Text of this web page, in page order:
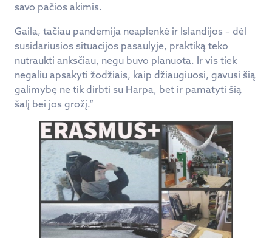
savo pačios akimis.
Gaila, tačiau pandemija neaplenkė ir Islandijos – dėl
susidariusios situacijos pasaulyje, praktiką teko
nutraukti anksčiau, negu buvo planuota. Ir vis tiek
negaliu apsakyti žodžiais, kaip džiaugiuosi, gavusi šią
galimybę ne tik dirbti su Harpa, bet ir pamatyti šią
šalį bei jos grožį.“